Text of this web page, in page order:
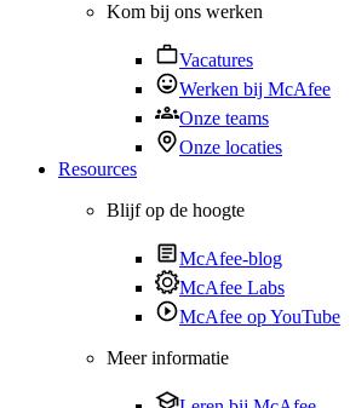
Kom bij ons werken
Vacatures
Werken bij McAfee
Onze teams
Onze locaties
Resources
Blijf op de hoogte
McAfee-blog
McAfee Labs
McAfee op YouTube
Meer informatie